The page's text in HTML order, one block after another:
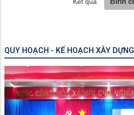
QUY HOẠCH - KẾ HOẠCH XÂY DỰNG